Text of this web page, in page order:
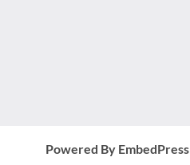
Powered By EmbedPress